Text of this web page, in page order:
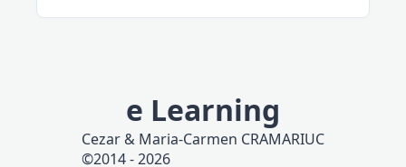
e Learning
Cezar & Maria-Carmen CRAMARIUC
©2014 -2026